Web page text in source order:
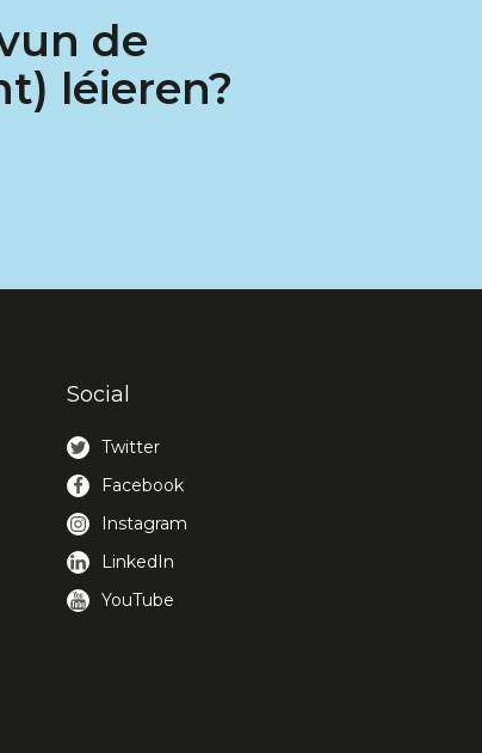
de
léieren?
Social
Twitter
Facebook
Instagram
LinkedIn
YouTube